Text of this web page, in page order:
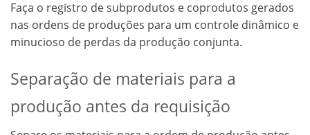
Faça o registro de subprodutos e coprodutos gerados
nas ordens de produções para um controle dinâmico e
minucioso de perdas da produção conjunta.
Separação de materiais para a
produção antes da requisição